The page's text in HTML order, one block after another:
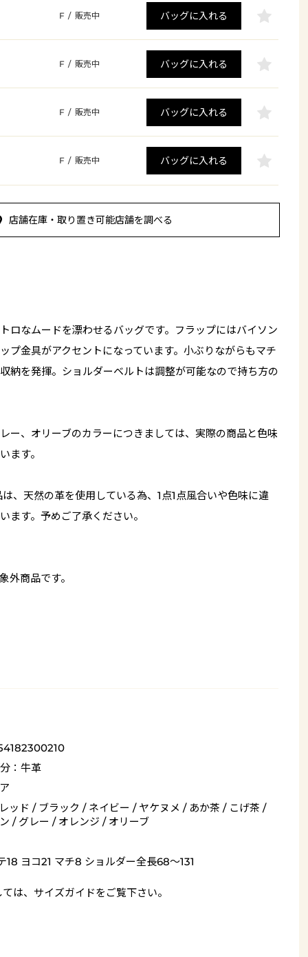
F / 販売中 バッグに入れる
F / 販売中 バッグに入れる
F / 販売中 バッグに入れる
F / 販売中 バッグに入れる
店舗在庫・取り置き可能店舗を調べる
ロなムードを漂わせるバッグです。フラップにはバイソン
プ金具がアクセントになっています。小ぶりながらもマチ
納を発揮。ショルダーベルトは調整が可能なので持ち方の
ー、オリーブのカラーにつきましては、実際の商品と色味
ます。
、天然の革を使用している為、1点1点風合いや色味に違
ます。予めご了承ください。
外商品です。
：牛革
ッド / ブラック / ネイビー / ヤケヌメ / あか茶 / こげ茶 /
/ グレー / オレンジ / オリーブ
18 ヨコ21 マチ8 ショルダー全長68～131
は、 サイズガイドをご覧下さい。